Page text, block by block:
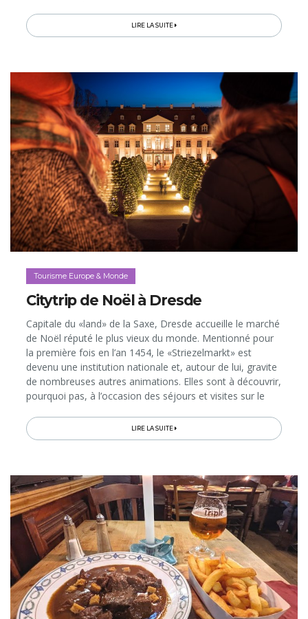
LIRE LA SUITE
Tourisme Europe & Monde
Citytrip de Noël à Dresde
Capitale du «land» de la Saxe, Dresde accueille le marché
de Noël réputé le plus vieux du monde. Mentionné pour
la première fois en l’an 1454, le «Striezelmarkt» est
devenu une institution nationale et, autour de lui, gravite
de nombreuses autres animations. Elles sont à découvrir,
pourquoi pas, à l’occasion des séjours et visites sur le
LIRE LA SUITE